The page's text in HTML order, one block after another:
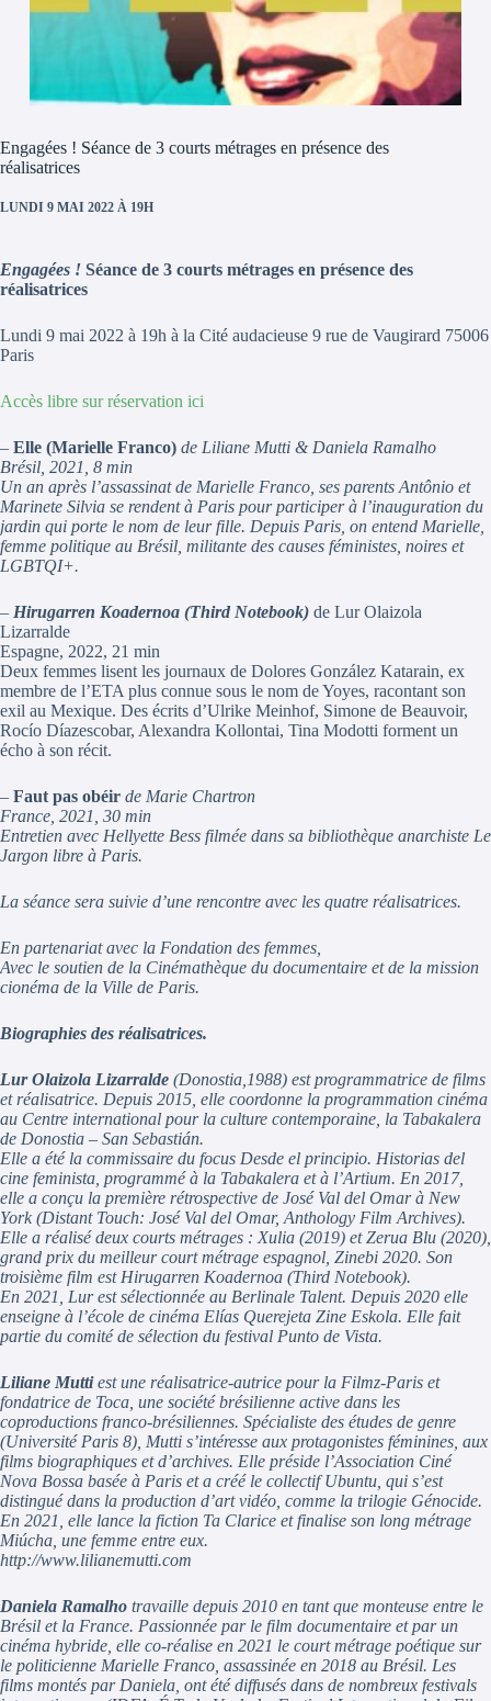
Engagées ! Séance de 3 courts métrages en présence des
réalisatrices
LUNDI 9 MAI 2022 À 19H
Engagées ! Séance de 3 courts métrages en présence des
réalisatrices
Lundi 9 mai 2022 à 19h à la Cité audacieuse 9 rue de Vaugirard 75006
Paris
Accès libre sur réservation ici
– Elle (Marielle Franco) de Liliane Mutti & Daniela Ramalho
Brésil, 2021, 8 min
Un an après l’assassinat de Marielle Franco, ses parents Antônio et
Marinete Silvia se rendent à Paris pour participer à l’inauguration du
jardin qui porte le nom de leur fille. Depuis Paris, on entend Marielle,
femme politique au Brésil, militante des causes féministes, noires et
LGBTQI+.
– Hirugarren Koadernoa (Third Notebook) de Lur Olaizola
Lizarralde
Espagne, 2022, 21 min
Deux femmes lisent les journaux de Dolores González Katarain, ex
membre de l’ETA plus connue sous le nom de Yoyes, racontant son
exil au Mexique. Des écrits d’Ulrike Meinhof, Simone de Beauvoir,
Rocío Díazescobar, Alexandra Kollontai, Tina Modotti forment un
écho à son récit.
– Faut pas obéir de Marie Chartron
France, 2021, 30 min
Entretien avec Hellyette Bess filmée dans sa bibliothèque anarchiste Le
Jargon libre à Paris.
La séance sera suivie d’une rencontre avec les quatre réalisatrices.
En partenariat avec la Fondation des femmes,
Avec le soutien de la Cinémathèque du documentaire et de la mission
cionéma de la Ville de Paris.
Biographies des réalisatrices.
Lur Olaizola Lizarralde (Donostia,1988) est programmatrice de films
et réalisatrice. Depuis 2015, elle coordonne la programmation cinéma
au Centre international pour la culture contemporaine, la Tabakalera
de Donostia – San Sebastián.
Elle a été la commissaire du focus Desde el principio. Historias del
cine feminista, programmé à la Tabakalera et à l’Artium. En 2017,
elle a conçu la première rétrospective de José Val del Omar à New
York (Distant Touch: José Val del Omar, Anthology Film Archives).
Elle a réalisé deux courts métrages : Xulia (2019) et Zerua Blu (2020),
grand prix du meilleur court métrage espagnol, Zinebi 2020. Son
troisième film est Hirugarren Koadernoa (Third Notebook).
En 2021, Lur est sélectionnée au Berlinale Talent. Depuis 2020 elle
enseigne à l’école de cinéma Elías Querejeta Zine Eskola. Elle fait
partie du comité de sélection du festival Punto de Vista.
Liliane Mutti est une réalisatrice-autrice pour la Filmz-Paris et
fondatrice de Toca, une société brésilienne active dans les
coproductions franco-brésiliennes. Spécialiste des études de genre
(Université Paris 8), Mutti s’intéresse aux protagonistes féminines, aux
films biographiques et d’archives. Elle préside l’Association Ciné
Nova Bossa basée à Paris et a créé le collectif Ubuntu, qui s’est
distingué dans la production d’art vidéo, comme la trilogie Génocide.
En 2021, elle lance la fiction Ta Clarice et finalise son long métrage
Miúcha, une femme entre eux.
http://www.lilianemutti.com
Daniela Ramalho travaille depuis 2010 en tant que monteuse entre le
Brésil et la France. Passionnée par le film documentaire et par un
cinéma hybride, elle co-réalise en 2021 le court métrage poétique sur
le politicienne Marielle Franco, assassinée en 2018 au Brésil. Les
films montés par Daniela, ont été diffusés dans de nombreux festivals